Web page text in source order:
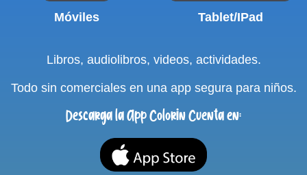
Móviles Tablet/IPad
Libros, audiolibros, videos, actividades.
Todo sin comerciales en una app segura para niños.
Descarga la App Colorin Cuenta en: